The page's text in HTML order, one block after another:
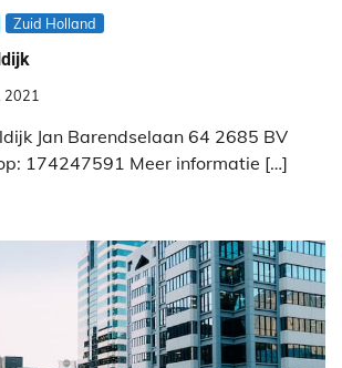
Zuid Holland
2021
Jan Barendselaan 64 2685 BV
174247591 Meer informatie […]